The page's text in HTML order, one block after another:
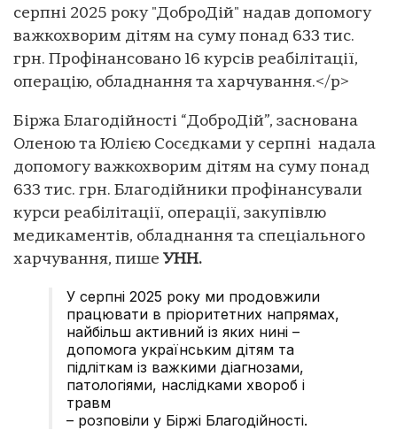
серпні 2025 року "ДоброДій" надав допомогу
важкохворим дітям на суму понад 633 тис.
грн. Профінансовано 16 курсів реабілітації,
операцію, обладнання та харчування.</p>
Біржа Благодійності “ДоброДій”, заснована
Оленою та Юлією Сосєдками у серпні надала
допомогу важкохворим дітям на суму понад
633 тис. грн. Благодійники профінансували
курси реабілітації, операції, закупівлю
медикаментів, обладнання та спеціального
харчування, пише УНН.
У серпні 2025 року ми продовжили
працювати в пріоритетних напрямах,
найбільш активний із яких нині –
допомога українським дітям та
підліткам із важкими діагнозами,
патологіями, наслідками хвороб і
травм
– розповіли у Біржі Благодійності.